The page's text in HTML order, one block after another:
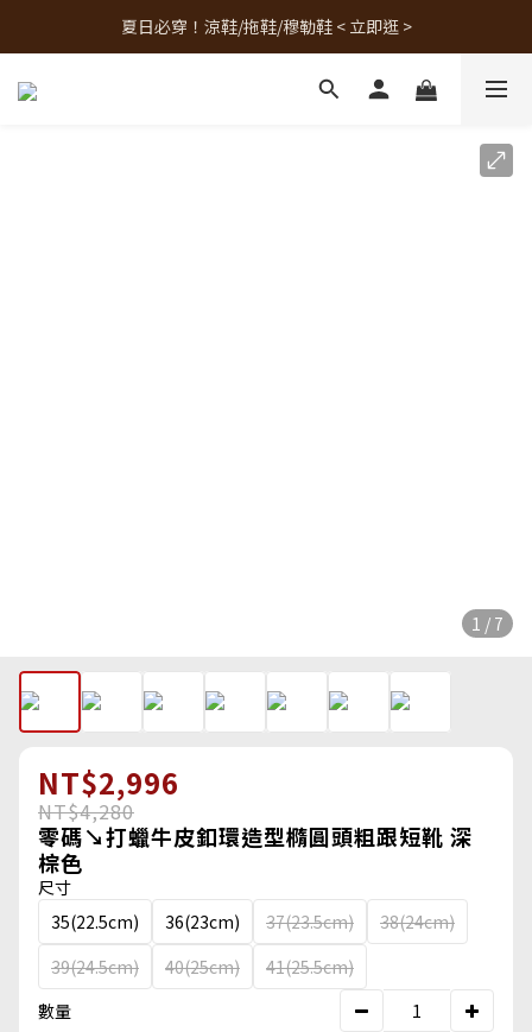
人氣熱銷款！最新補貨 < 立即逛 >
夏日必穿！涼鞋/拖鞋/穆勒鞋 < 立即逛 >
人氣熱銷款！最新補貨 < 立即逛 >
1 / 7
NT$2,996
NT$4,280
零碼↘打蠟牛皮釦環造型橢圓頭粗跟短靴 深
棕色
尺寸
35(22.5cm)
36(23cm) 37(23.5cm)
38(24cm)
39(24.5cm)
40(25cm)
41(25.5cm)
數量